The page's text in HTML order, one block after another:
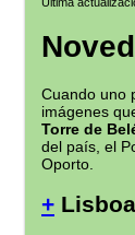
Cuando uno
imágenes
Torre de
del país, el
Oporto.
+ Lisboa